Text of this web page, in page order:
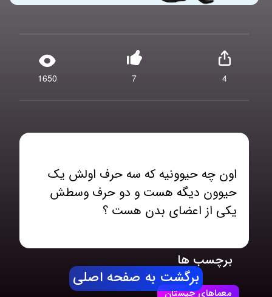
1650 7 4
اون چه حیوونیه که سه حرف اولش یک
حیوون دیگه هست و دو حرف وسطش
یکی از اعضای بدن هست ؟
برچسب ها
معماهای چیستان
برگشت به صفحه اصلی